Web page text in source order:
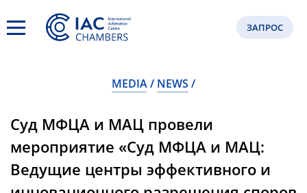
ЗАПРОС
MEDIA NEWS
Суд МФЦА и МАЦ провели
мероприятие «Суд МФЦА и МАЦ:
Ведущие центры эффективного и